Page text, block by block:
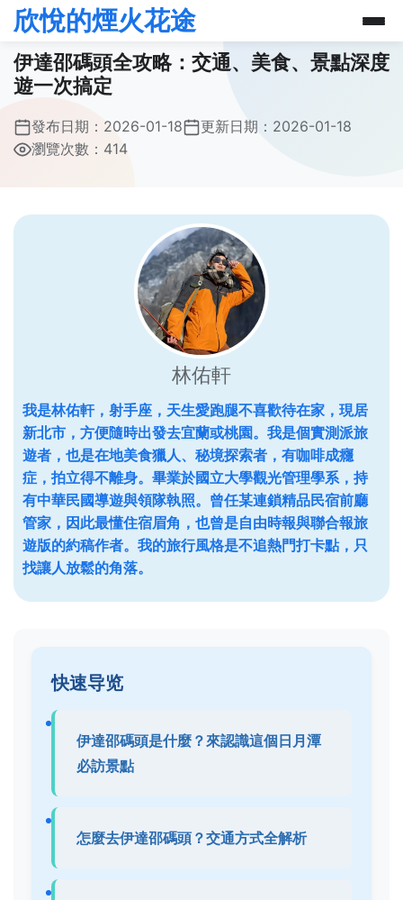
欣悅的煙火花途
伊達邵碼頭全攻略：交通、美食、景點深度
遊一次搞定
發布日期： 2026-01-18 更新日期： 2026-01-18
瀏覽次數：414
林佑軒
我是林佑軒，射手座，天生愛跑腿不喜歡待在家，現居
新北市，方便隨時出發去宜蘭或桃園。我是個實測派旅
遊者，也是在地美食獵人、秘境探索者，有咖啡成癮
症，拍立得不離身。畢業於國立大學觀光管理學系，持
有中華民國導遊與領隊執照。曾任某連鎖精品民宿前廳
管家，因此最懂住宿眉角，也曾是自由時報與聯合報旅
遊版的約稿作者。我的旅行風格是不追熱門打卡點，只
找讓人放鬆的角落。
快速导览
伊達邵碼頭是什麼？來認識這個日月潭
必訪景點
怎麼去伊達邵碼頭？交通方式全解析